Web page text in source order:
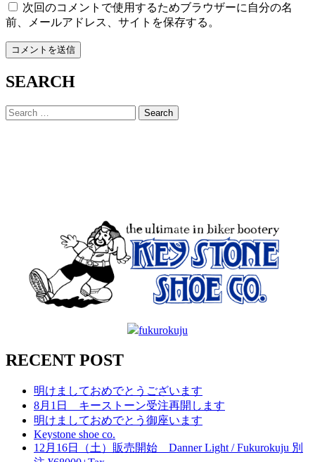
次回のコメントで使用するためブラウザーに自分の名
前、メールアドレス、サイトを保存する。
SEARCH
fukurokuju
RECENT POST
明けましておめでとうございます
8月1日 キーストーン受注再開します
明けましておめでとう御座います
Keystone shoe co.
12月16日（土）販売開始 Danner Light / Fukurokuju 別